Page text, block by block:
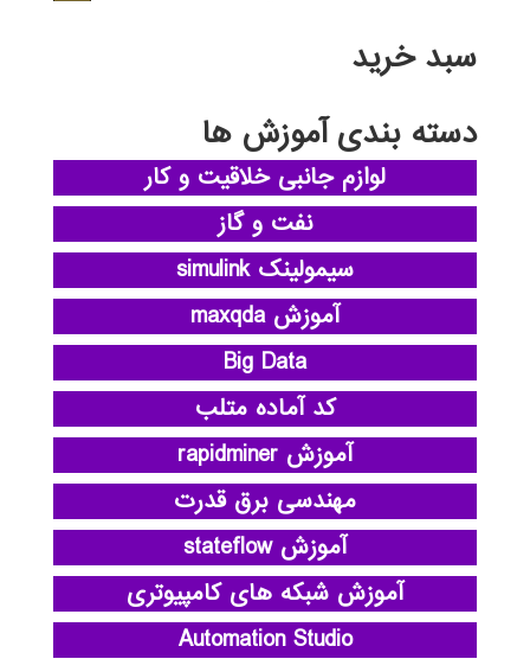
سبد خرید
دسته بندی آموزش ها
لوازم جانبی خلاقیت و کار
نفت و گاز
سیمولینک simulink
آموزش maxqda
Big Data
کد آماده متلب
آموزش rapidminer
مهندسی برق قدرت
آموزش stateflow
آموزش شبکه های کامپیوتری
Automation Studio